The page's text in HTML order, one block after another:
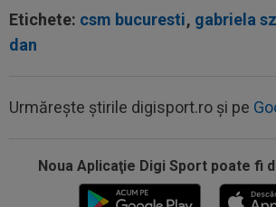
Etichete: csm bucuresti, gabriela
dan
Urmărește știrile digisport.ro și pe
Noua Aplicaţie Digi Sport poate fi